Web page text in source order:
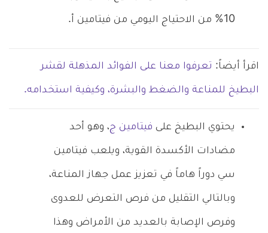
10% من الاحتياج اليومي من فيتامين أ.
اقرأ أيضاً: تعرفوا معنا على الفوائد المذهلة لقشر
البطيخ للمناعة والضغط والبشرة، وكيفية استخدامه.
يحتوي البطيخ على فيتامين ج، وهو أحد
مضادات الأكسدة القوية، ويلعب فيتامين
سي دوراً هاماً في تعزيز عمل جهاز المناعة،
وبالتالي التقليل من فرص التعرض للعدوى
وفرص الإصابة بالعديد من الأمراض وهذا